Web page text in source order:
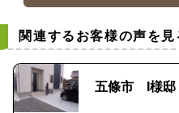
関連するお客様の声を見
五條市 I様